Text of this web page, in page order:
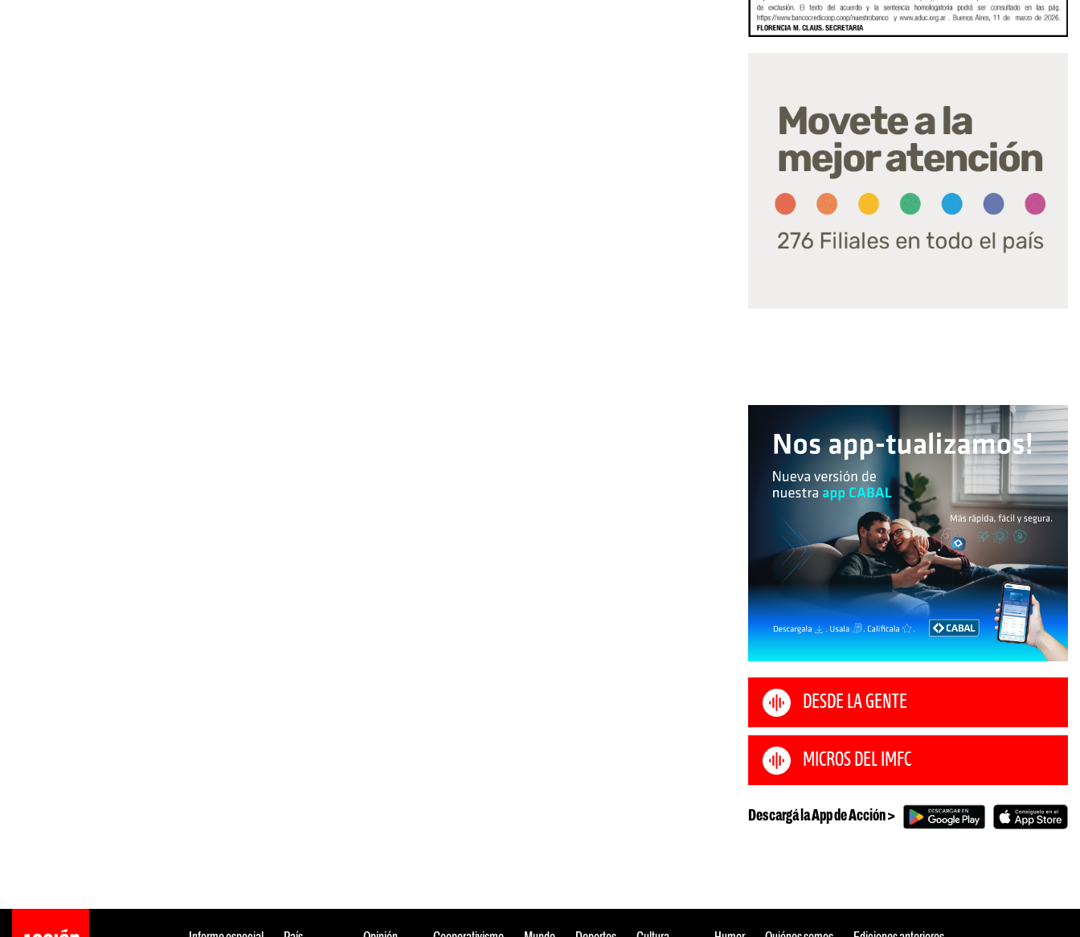
DESDE LA GENTE
MICROS DEL IMFC
Descargá la App de Acción >